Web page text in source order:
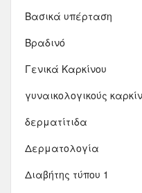
Βασικά υπέρταση
Βραδινό
Γενικά Καρκίνου
γυναικολογικούς
δερματίτιδα
Δερματολογία
Διαβήτης τύπου 1